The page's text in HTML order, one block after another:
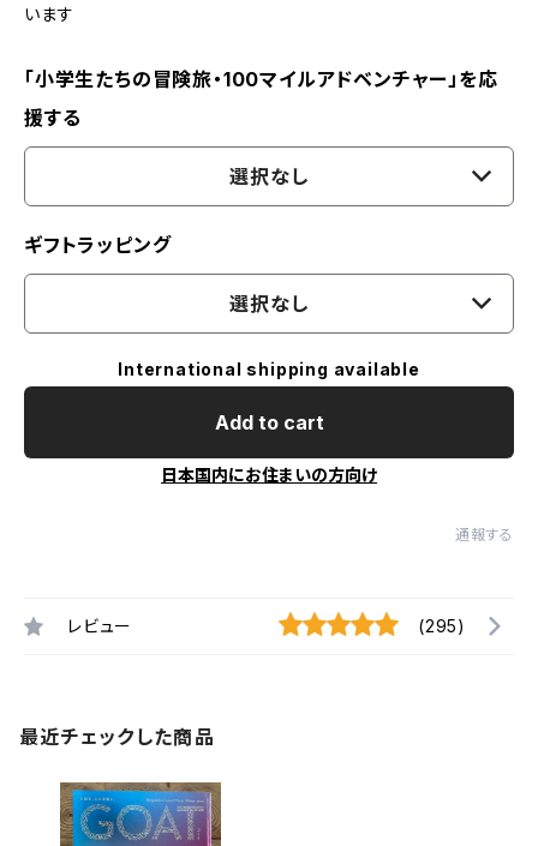
います
「小学生たちの冒険旅・100マイルアドベンチャー」を応
援する
選択なし
ギフトラッピング
選択なし
International shipping available
Add to cart
日本国内にお住まいの方向け
通報する
レビュー (295)
最近チェックした商品